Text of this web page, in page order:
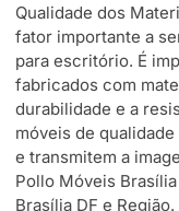
Qualidade dos
fator importante a
para escritório. É
fabricados com
durabilidade e a
móveis de
e transmitem a
Pollo Móveis
Brasília DF e Região.